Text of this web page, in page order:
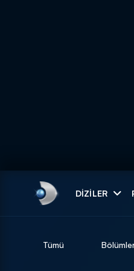
DIZILER
Tümü